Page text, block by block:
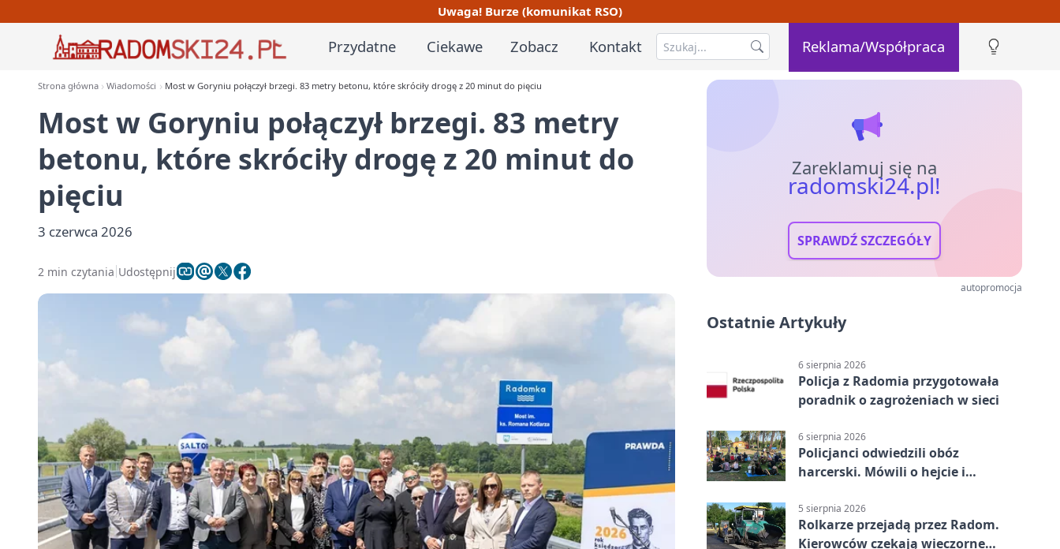
Uwaga! Burze (komunikat RSO)
Przydatne Ciekawe Zobacz Kontakt Reklama/Współpraca
Strona główna Wiadomości Most w Goryniu połączył brzegi. 83 metry betonu, które skróciły drogę z 20 minut do pięciu
Most w Goryniu połączył brzegi. 83 metry
betonu, które skróciły drogę z 20 minut do
pięciu
3 czerwca 2026
2 min czytania Udostępnij
Zareklamuj się na
radomski24.pl!
SPRAWDŹ SZCZEGÓŁY
autopromocja
Ostatnie Artykuły
6 sierpnia 2026
Policja z Radomia przygotowała
poradnik o zagrożeniach w sieci
6 sierpnia 2026
Policjanci odwiedzili obóz
harcerski. Mówili o hejcie i
5 sierpnia 2026
Rolkarze przejadą przez Radom.
Kierowców czekają wieczorne